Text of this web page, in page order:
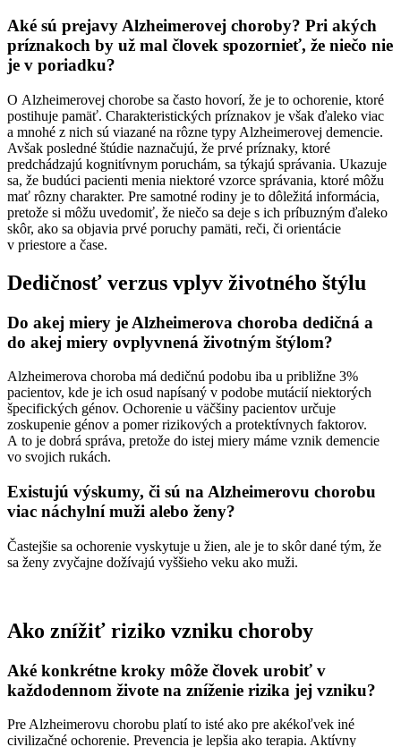
Aké sú prejavy Alzheimerovej choroby? Pri akých
príznakoch by už mal človek spozornieť, že niečo nie
je v poriadku?
O Alzheimerovej chorobe sa často hovorí, že je to ochorenie, ktoré
postihuje pamäť. Charakteristických príznakov je však ďaleko viac
a mnohé z nich sú viazané na rôzne typy Alzheimerovej demencie.
Avšak posledné štúdie naznačujú, že prvé príznaky, ktoré
predchádzajú kognitívnym poruchám, sa týkajú správania. Ukazuje
sa, že budúci pacienti menia niektoré vzorce správania, ktoré môžu
mať rôzny charakter. Pre samotné rodiny je to dôležitá informácia,
pretože si môžu uvedomiť, že niečo sa deje s ich príbuzným ďaleko
skôr, ako sa objavia prvé poruchy pamäti, reči, či orientácie
v priestore a čase.
Dedičnosť verzus vplyv životného štýlu
Do akej miery je Alzheimerova choroba dedičná a
do akej miery ovplyvnená životným štýlom?
Alzheimerova choroba má dedičnú podobu iba u približne 3%
pacientov, kde je ich osud napísaný v podobe mutácií niektorých
špecifických génov. Ochorenie u väčšiny pacientov určuje
zoskupenie génov a pomer rizikových a protektívnych faktorov.
A to je dobrá správa, pretože do istej miery máme vznik demencie
vo svojich rukách.
Existujú výskumy, či sú na Alzheimerovu chorobu
viac náchylní muži alebo ženy?
Častejšie sa ochorenie vyskytuje u žien, ale je to skôr dané tým, že
sa ženy zvyčajne dožívajú vyššieho veku ako muži.
Ako znížiť riziko vzniku choroby
Aké konkrétne kroky môže človek urobiť v
každodennom živote na zníženie rizika jej vzniku?
Pre Alzheimerovu chorobu platí to isté ako pre akékoľvek iné
civilizačné ochorenie. Prevencia je lepšia ako terapia. Aktívny